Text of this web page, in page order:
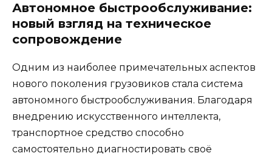
Автономное быстрообслуживание:
новый взгляд на техническое
сопровождение
Одним из наиболее примечательных аспектов
нового поколения грузовиков стала система
автономного быстрообслуживания. Благодаря
внедрению искусственного интеллекта,
транспортное средство способно
самостоятельно диагностировать своё